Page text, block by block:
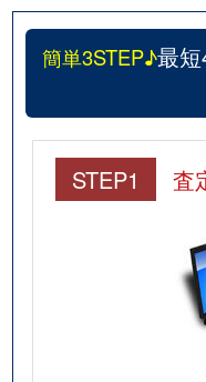
簡単3STEP♪最
STEP1 査